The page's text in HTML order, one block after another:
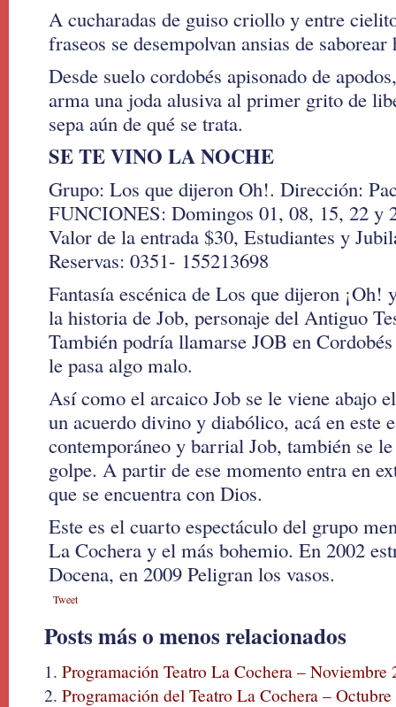
A cucharadas de guiso criollo y entre
fraseos se desempolvan ansias de
Desde suelo cordobés apisonado de
arma una joda alusiva al primer grito de
sepa aún de qué se trata.
SE TE VINO LA NOCHE
Grupo: Los que dijeron Oh!. Dirección:
FUNCIONES: Domingos 01, 08, 15, 22 y
Valor de la entrada $30, Estudiantes y
Reservas: 0351- 155213698
Fantasía escénica de Los que dijeron ¡Oh!
la historia de Job, personaje del Antiguo
También podría llamarse JOB en
le pasa algo malo.
Así como el arcaico Job se le viene abajo
un acuerdo divino y diabólico, acá en este
contemporáneo y barrial Job, también se
golpe. A partir de ese momento entra en
que se encuentra con Dios.
Este es el cuarto espectáculo del grupo
La Cochera y el más bohemio. En 2002
Docena, en 2009 Peligran los vasos.
Tweet
Posts más o menos relacionados
Programación Teatro La Cochera – Noviembre
Programación del Teatro La Cochera –